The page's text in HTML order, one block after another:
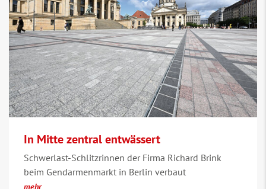
In Mitte zentral entwässert
Schwerlast-Schlitzrinnen der Firma Richard Brink
beim Gendarmenmarkt in Berlin verbaut
mehr